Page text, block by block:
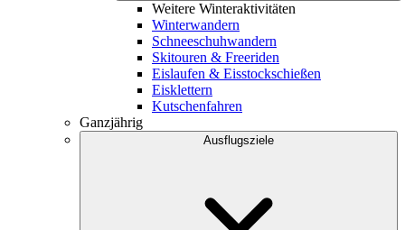
Weitere Winteraktivitäten
Winterwandern
Schneeschuhwandern
Skitouren & Freeriden
Eislaufen & Eisstockschießen
Eisklettern
Kutschenfahren
Ganzjährig
Ausflugsziele